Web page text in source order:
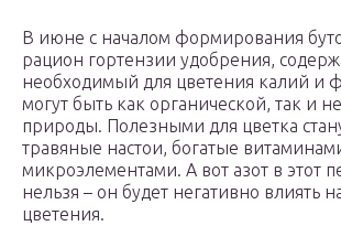
В июне с началом формирования
рацион гортензии удобрения,
необходимый для цветения калий и
могут быть как органической, так и
природы. Полезными для цветка
травяные настои, богатые
микроэлементами. А вот азот в этот
нельзя – он будет негативно влиять
цветения.